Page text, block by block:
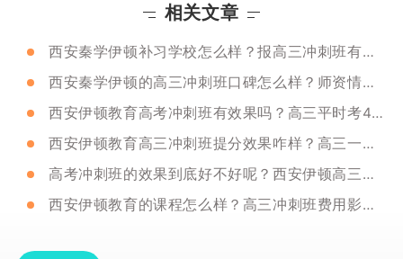
相关文章
西安秦学伊顿补习学校怎么样？报高三冲刺班有没有用
西安秦学伊顿的高三冲刺班口碑怎么样？师资情况怎么样？
西安伊顿教育高考冲刺班有效果吗？高三平时考450分左右如何提分？
西安伊顿教育高三冲刺班提分效果咋样？高三一模考300分还有救吗？
高考冲刺班的效果到底好不好呢？西安伊顿高三冲刺班值得选吗？
西安伊顿教育的课程怎么样？高三冲刺班费用影响因素